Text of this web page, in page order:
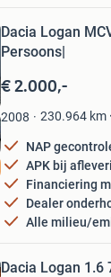
Dacia Logan
Persoons|
€ 2.000,-
2008 230.964 km
NAP
APK bij
Financiering
Dealer
Alle milieu/
Dacia Logan 1.6